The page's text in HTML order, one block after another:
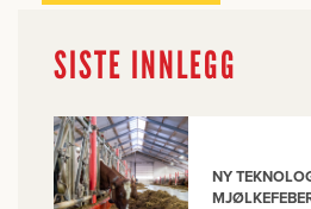
SISTE INNLEGG
NY